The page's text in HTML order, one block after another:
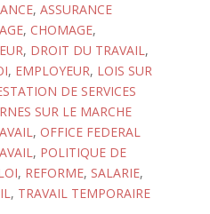
, ASSURANCE
, CHOMAGE,
, DROIT DU TRAVAIL,
, EMPLOYEUR, LOIS SUR
DE SERVICES
SUR LE MARCHE
, OFFICE FEDERAL
, POLITIQUE DE
, REFORME, SALARIE,
, TRAVAIL TEMPORAIRE